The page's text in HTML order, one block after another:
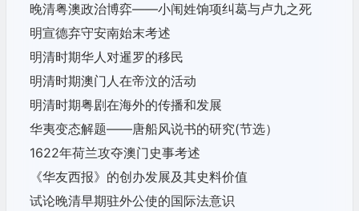
晚清粤澳政治博弈——小闱姓饷项纠葛与卢九之死
明宣德弃守安南始末考述
明清时期华人对暹罗的移民
明清时期澳门人在帝汶的活动
明清时期粤剧在海外的传播和发展
华夷变态解题——唐船风说书的研究(节选）
1622年荷兰攻夺澳门史事考述
《华友西报》的创办发展及其史料价值
试论晚清早期驻外公使的国际法意识